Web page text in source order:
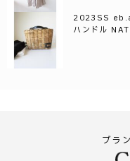
2023SS
ハンドル
ブラ